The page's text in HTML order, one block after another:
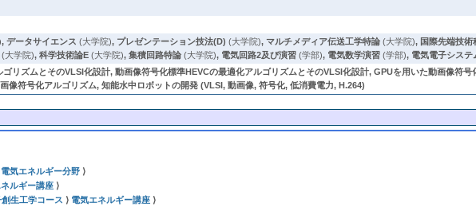
,データサイエンス (大学院), プレゼンテーション技法(D) (大学院),マルチメディア伝送工学特論 (大学院), 国際先端技術
(大学院),科学技術論E (大学院),集積回路特論 (大学院), 電気回路2及び演習 (学部), 電気数学演習 (学部), 電気電子システ
リズムとそのVLSI化設計, 動画像符号化標準HEVCの最適化アルゴリズムとそのVLSI化設計, GPUを用いた動画像符
像符号化アルゴリズム, 知能水中ロボットの開発 (VLSI, 動画像, 符号化, 低消費電力, H.264)
電気エネルギー分野 ⟩
ルギー講座 ⟩
生工学コース ⟩ 電気エネルギー講座 ⟩